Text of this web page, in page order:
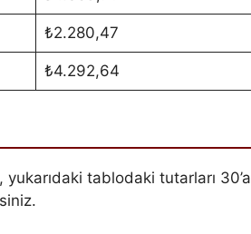
₺2.280,47
₺4.292,64
tablodaki tutarları 30’a